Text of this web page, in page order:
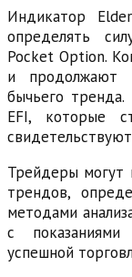
Индикатор
определять
Pocket Option.
и продолжают
бычьего тренда.
EFI, которые
Трейдеры могут
трендов,
методами
с
успешной